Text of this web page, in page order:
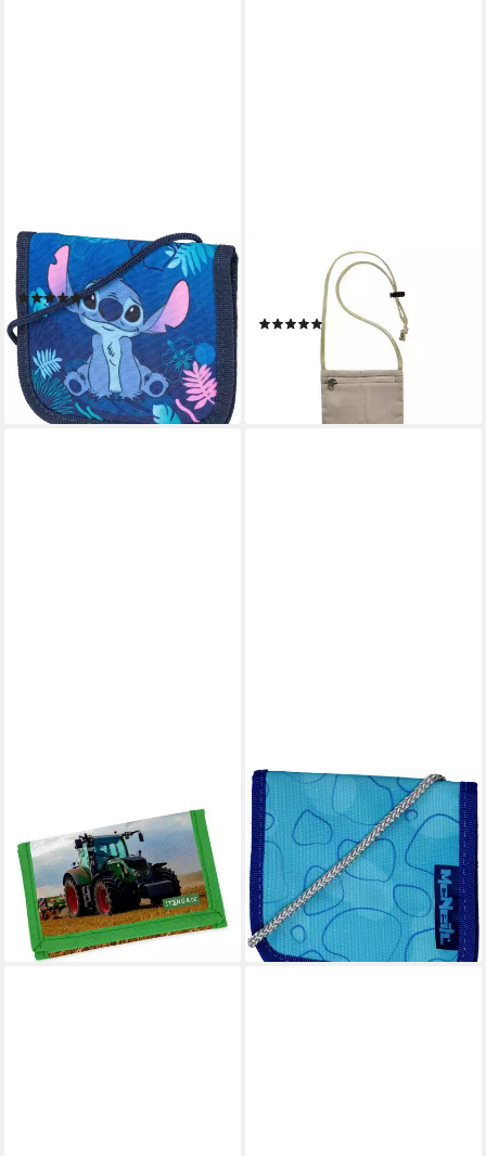
MCNEILL
Brustbeutel Disney, Stitch
(8)
ab 12,95 €
lieferbar - in 5-6 Werktagen bei dir
Brustbeutel Skin ID Pouch
Brustbeutel
(4)
lieferbar - in 3-4 Werktagen bei dir
Brustbeutel - TRAKTOR IM
FELD - Geld Beutel Börse
Schlaufe Poly
9,09 €
lieferbar - in 2-3 Werktagen bei dir
MCNEILL
Brustbeutel Bubble
ab 7,99 € UVP12,95 €
-38%
lieferbar - in 3-4 Werktagen bei dir